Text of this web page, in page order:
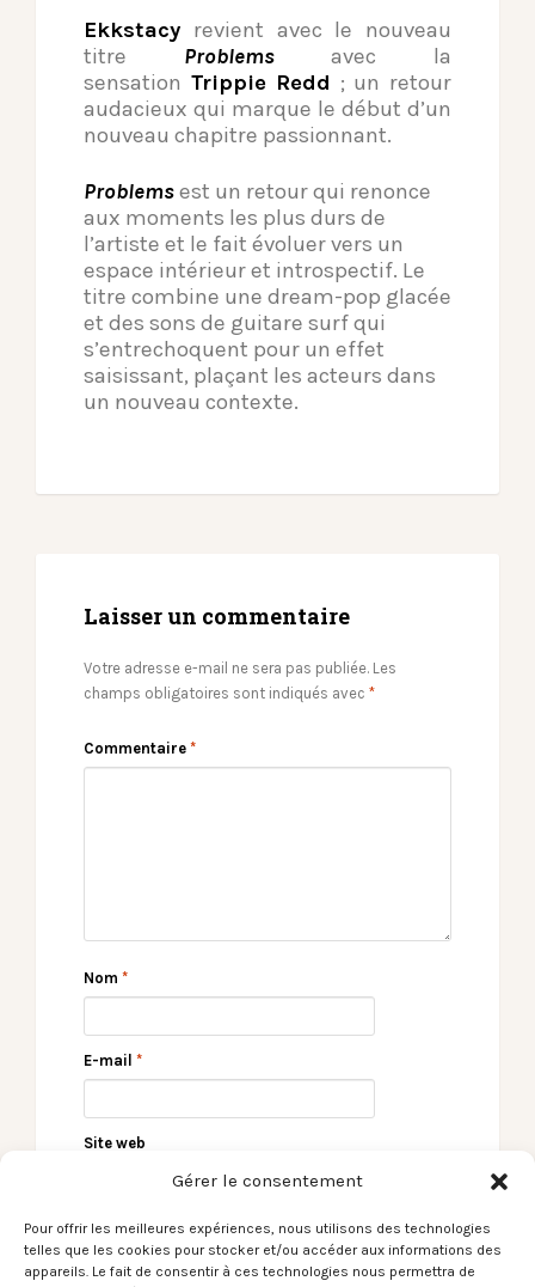
Gérer le consentement
Pour offrir les meilleures expériences, nous utilisons des technologies
telles que les cookies pour stocker et/ou accéder aux informations des
appareils. Le fait de consentir à ces technologies nous permettra de
Ekkstacy revient avec le nouveau
titre Problemsavec la
sensation Trippie Redd ; un retour
audacieux qui marque le début d’un
nouveau chapitre passionnant.
Problemsest un retour qui renonce
aux moments les plus durs de
l’artiste et le fait évoluer vers un
espace intérieur et introspectif. Le
titre combine une dream-pop glacée
et des sons de guitare surf qui
s’entrechoquent pour un effet
saisissant, plaçant les acteurs dans
un nouveau contexte.
Laisser un commentaire
Votre adresse e-mail ne sera pas publiée. Les
champs obligatoires sont indiqués avec *
Commentaire *
Nom *
E-mail *
Site web